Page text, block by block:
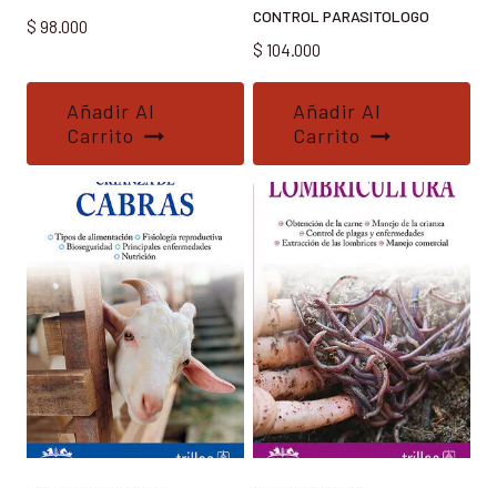
$ 98.000
Añadir Al
Carrito
CONTROL PARASITOLOGO
$ 104.000
Añadir Al
Carrito